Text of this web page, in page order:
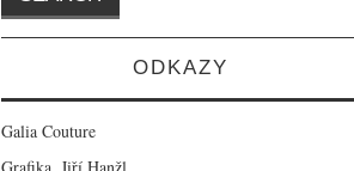
ODKAZY
Galia Couture